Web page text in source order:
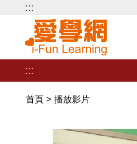
:::
:::
首頁 > 播放影片